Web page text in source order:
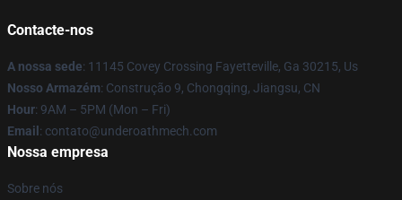
Contacte-nos
A nossa sede: 11145 Covey Crossing Fayetteville, Ga 30215, Us
Nosso Armazém: Construção 9, Chongqing, Jiangsu, CN
Hour: 9AM – 5PM (Mon – Fri)
Email : contato@underoathmech.com
Nossa empresa
Sobre nós